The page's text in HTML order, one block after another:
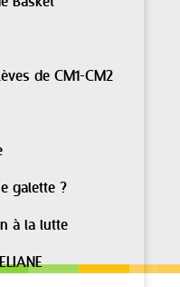
de CM1-CM2
galette ?
à la lutte